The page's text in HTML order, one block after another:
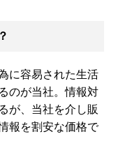
に容易された生活
のが当社。情報対
が、当社を介し販
報を割安な価格で